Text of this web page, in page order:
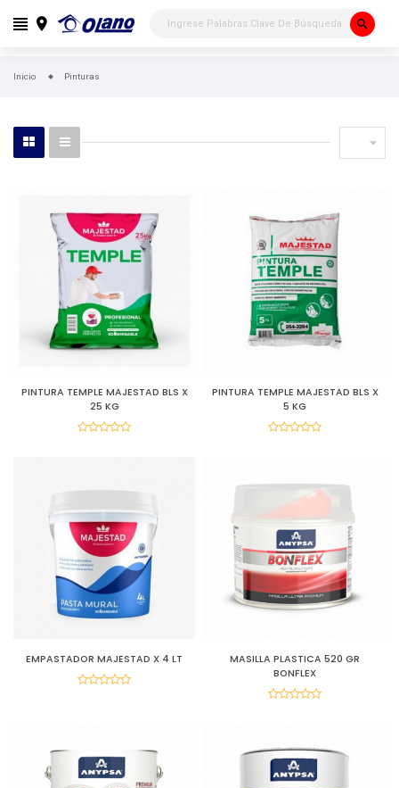
search
Inicio Pinturas

PINTURA TEMPLE MAJESTAD BLS X
25 KG
PINTURA TEMPLE MAJESTAD BLS X
5 KG
EMPASTADOR MAJESTAD X 4 LT
MASILLA PLASTICA 520 GR
BONFLEX